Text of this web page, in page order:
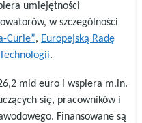
umiejętności
w szczególności
Curie”, Europejską Radę
.
mld euro i wspiera m.in.
się, pracowników i
Finansowane są